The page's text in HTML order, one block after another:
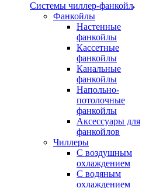
Системы чиллер-фанкойл
Фанкойлы
Настенные
фанкойлы
Кассетные
фанкойлы
Канальные
фанкойлы
Напольно-
потолочные
фанкойлы
Аксессуары для
фанкойлов
Чиллеры
С воздушным
охлаждением
С водяным
охлаждением